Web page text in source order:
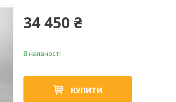
34 450 ₴
В наявності
КУПИТИ